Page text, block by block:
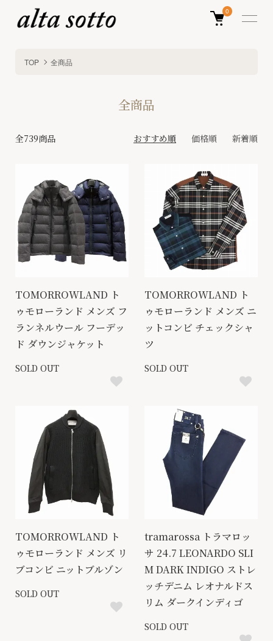
0
TOP 全商品
全商品
全739商品 おすすめ順 価格順 新着順
TOMORROWLAND ト
ゥモローランド メンズ フ
ランネルウール フーデッ
ド ダウンジャケット
SOLD OUT
TOMORROWLAND ト
ゥモローランド メンズ ニ
ットコンビ チェックシャ
ツ
SOLD OUT
TOMORROWLAND ト
ゥモローランド メンズ リ
ブコンビ ニットブルゾン
SOLD OUT
tramarossa トラマロッ
サ 24.7 LEONARDO SLI
M DARK INDIGO ストレ
ッチデニム レオナルドス
リム ダークインディゴ
SOLD OUT